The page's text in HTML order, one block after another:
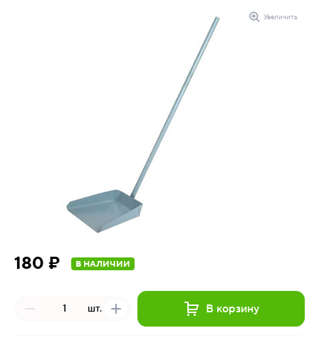
Увеличить
180 ₽ В НАЛИЧИИ
шт. В корзину